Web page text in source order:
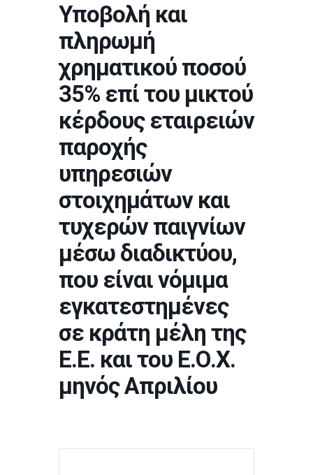
Υποβολή και
πληρωμή
χρηματικού ποσού
35% επί του μικτού
κέρδους εταιρειών
παροχής
υπηρεσιών
στοιχημάτων και
τυχερών παιγνίων
μέσω διαδικτύου,
που είναι νόμιμα
εγκατεστημένες
σε κράτη μέλη της
Ε.Ε. και του Ε.Ο.Χ.
μηνός Απριλίου